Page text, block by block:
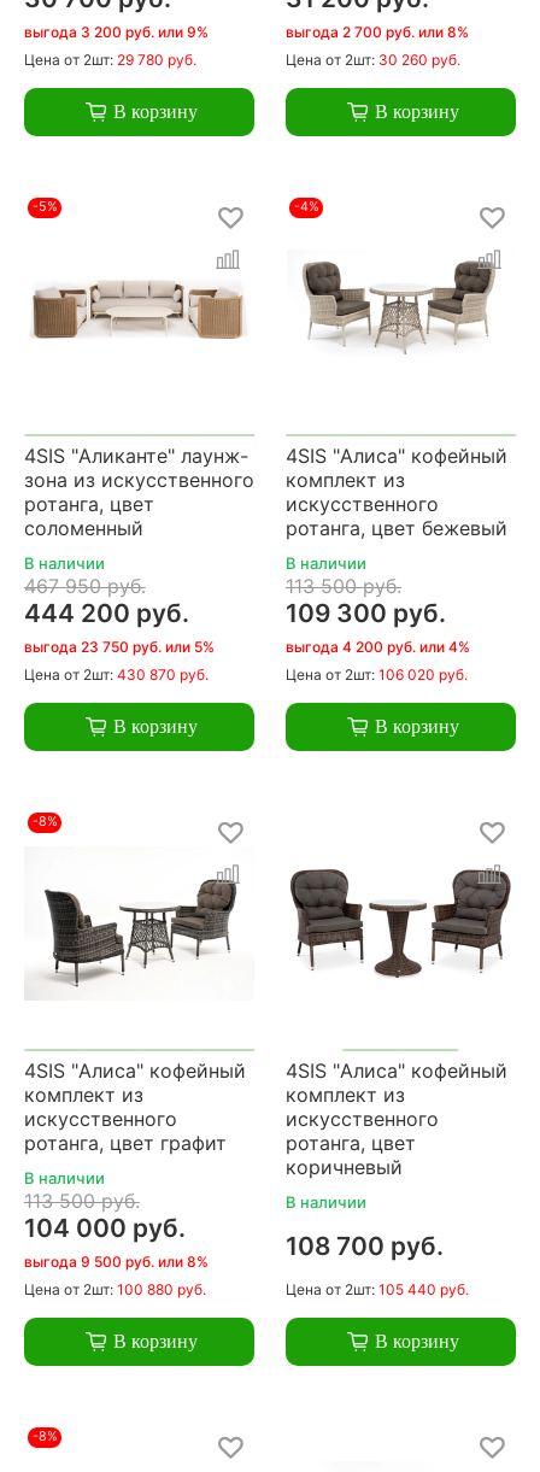
выгода 3 200 руб. или 9%
Цена от 2шт: 29 780 руб.
В корзину
выгода 2 700 руб. или 8%
Цена от 2шт: 30 260 руб.
В корзину
-5%
4SIS "Аликанте" лаунж-
зона из искусственного
ротанга, цвет
соломенный
В наличии
467 950 руб.
444 200 руб.
выгода 23 750 руб. или 5%
Цена от 2шт: 430 870 руб.
В корзину
-4%
4SIS "Алиса" кофейный
комплект из
искусственного
ротанга, цвет бежевый
В наличии
113 500 руб.
109 300 руб.
выгода 4 200 руб. или 4%
Цена от 2шт: 106 020 руб.
В корзину
-8%
4SIS "Алиса" кофейный
комплект из
искусственного
ротанга, цвет графит
В наличии
113 500 руб.
104 000 руб.
выгода 9 500 руб. или 8%
Цена от 2шт: 100 880 руб.
В корзину
4SIS "Алиса" кофейный
комплект из
искусственного
ротанга, цвет
коричневый
В наличии
108 700 руб.
Цена от 2шт: 105 440 руб.
В корзину
-8%